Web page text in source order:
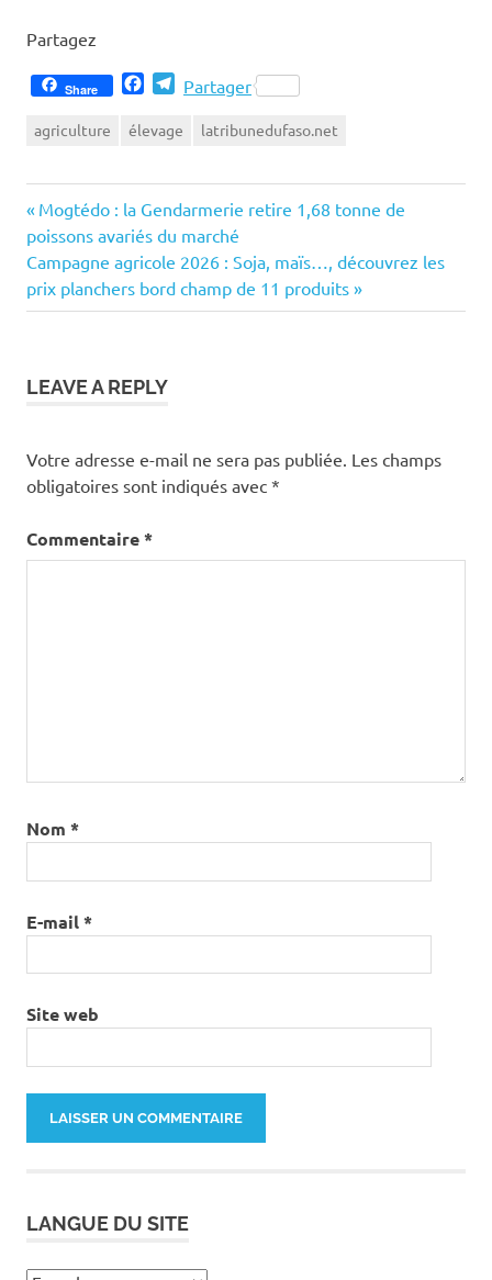
Partagez
Share FacebookTelegram
Partager
agriculture élevage latribunedufaso.net
Navigation
de
l’article
Previous
Post:
Mogtédo : la Gendarmerie retire 1,68 tonne de
poissons avariés du marché
Next
Post:
Campagne agricole 2026 : Soja, maïs…, découvrez les
prix planchers bord champ de 11 produits
LEAVE A REPLY
Votre adresse e-mail ne sera pas publiée. Les champs
obligatoires sont indiqués avec *
Commentaire*
Nom *
E-mail*
Site web
LANGUE DU SITE